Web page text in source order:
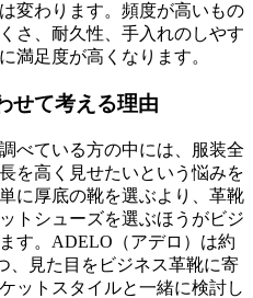
変わります。頻度が高いもの
さ、耐久性、手入れのしやす
満足度が高くなります。
せて考える理由
べている方の中には、服装全
を高く見せたいという悩みを
に厚底の靴を選ぶより、革靴
トシューズを選ぶほうがビジ
す。ADELO（アデロ）は約
、見た目をビジネス革靴に寄
ットスタイルと一緒に検討し